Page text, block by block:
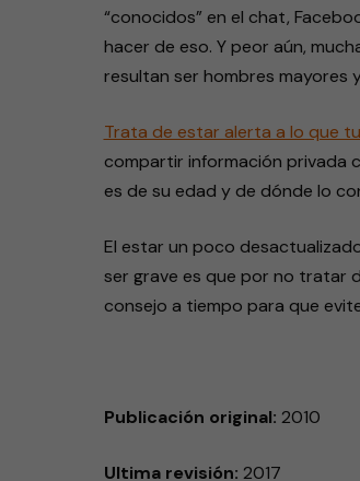
“conocidos” en el chat,
hacer de eso. Y peor aún,
resultan ser hombres mayores
Trata de estar alerta a lo que
compartir información privada
es de su edad y de dónde lo
El estar un poco
ser grave es que por no tratar
consejo a tiempo para que
Publicación original: 2010
Ultima revisión: 2017